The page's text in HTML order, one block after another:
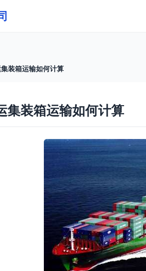
装箱运输如何计算
集装箱运输如何计算